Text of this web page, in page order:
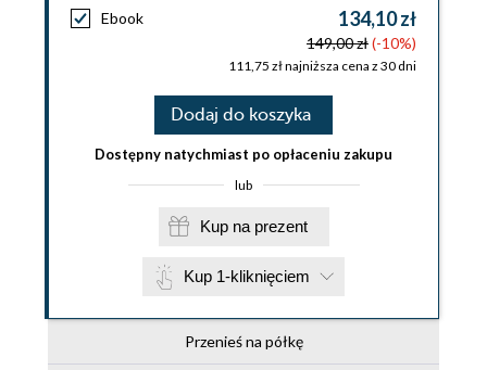
Ebook 134,10 zł
149,00 zł(-10%)
111,75 zł najniższa cena z 30 dni
Dodaj do koszyka
Dostępny natychmiast po opłaceniu zakupu
lub
Kup na prezent
Kup 1-kliknięciem
Przenieś na półkę